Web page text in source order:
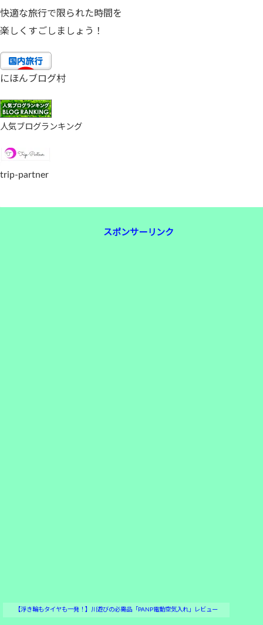
快適な旅行で限られた時間を
楽しくすごしましょう！
にほんブログ村
人気ブログランキング
trip-partner
スポンサーリンク
【浮き輪もタイヤも一発！】川遊びの必需品「PANP電動空気入れ」レビュー